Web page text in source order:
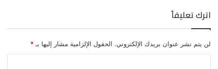
اترك تعليقاً
لن يتم نشر عنوان بريدك الإلكتروني. الحقول الإلزامية مشار إليها بـ *